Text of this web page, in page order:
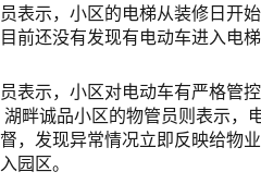
表示，小区的电梯从装修日开
前还没有发现有电动车进入电梯
表示，小区对电动车有严格管
湖畔诚品小区的物管员则表示，
，发现异常情况立即反映给物
园区。